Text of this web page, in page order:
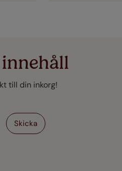
till din inkorg!